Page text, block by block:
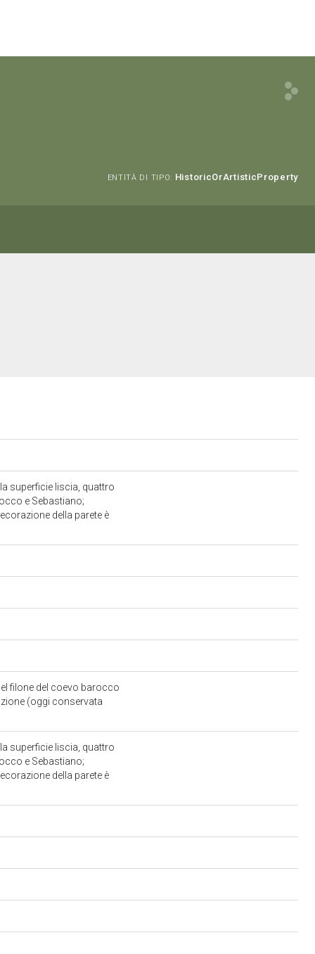
ENTITÀ DI TIPO: HistoricOrArtisticProperty
superficie liscia, quattro
e Sebastiano;
della parete è
filone del coevo barocco
(oggi conservata
superficie liscia, quattro
e Sebastiano;
della parete è